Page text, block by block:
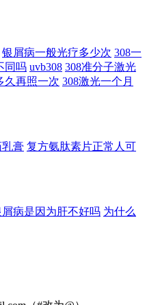
银屑病一般光疗多少次 308一
同吗 uvb308 308准分子激光
久再照一次 308激光一个月
膏 复方氨肽素片正常人可
屑病是因为肝不好吗 为什么